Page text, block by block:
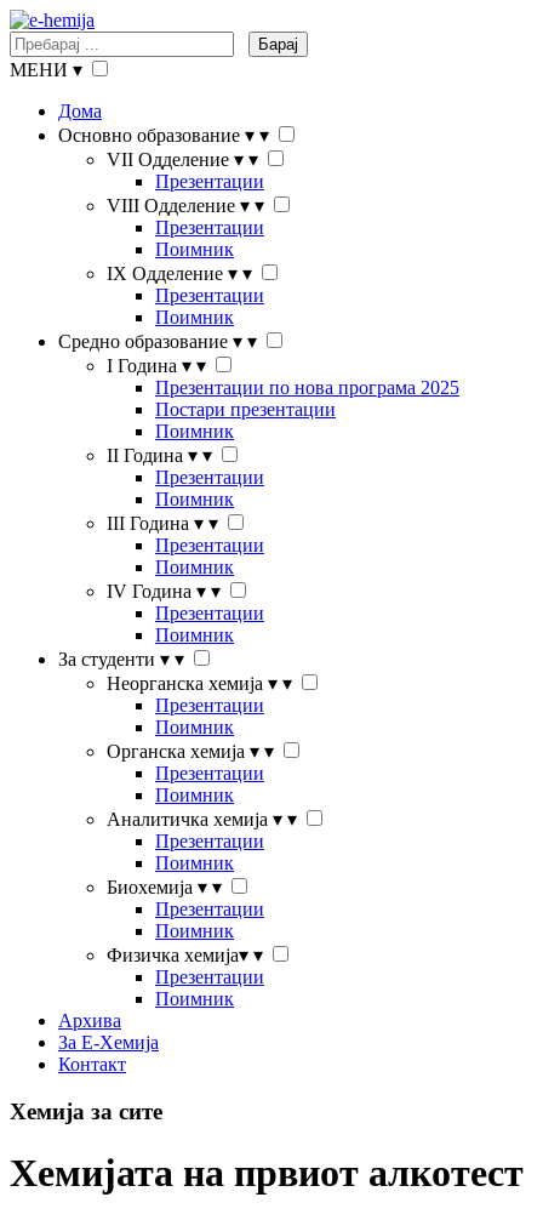
Барај
МЕНИ ▾
Дома
Основно образование ▾ ▾
VII Одделение ▾ ▾
Презентации
VIII Одделение ▾ ▾
Презентации
Поимник
IX Одделение ▾ ▾
Презентации
Поимник
Средно образование ▾ ▾
I Година ▾ ▾
Презентации по нова програма 2025
Постари презентации
Поимник
II Година ▾ ▾
Презентации
Поимник
III Година ▾ ▾
Презентации
Поимник
IV Година ▾ ▾
Презентации
Поимник
За студенти ▾ ▾
Неорганска хемија ▾ ▾
Презентации
Поимник
Органска хемија ▾ ▾
Презентации
Поимник
Аналитичка хемија ▾ ▾
Презентации
Поимник
Биохемија ▾ ▾
Презентации
Поимник
Физичка хемија▾ ▾
Презентации
Поимник
Архива
За Е-Хемија
Контакт
Хемија за сите
Хемијата на првиот алкотест